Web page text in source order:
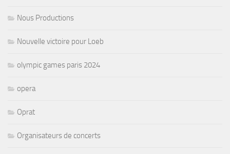
Nous Productions
Nouvelle victoire pour Loeb
olympic games paris 2024
opera
Oprat
Organisateurs de concerts